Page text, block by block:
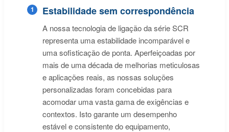
1 Estabilidade sem correspondência
A nossa tecnologia de ligação da série SCR
representa uma estabilidade incomparável e
uma sofisticação de ponta. Aperfeiçoadas por
mais de uma década de melhorias meticulosas
e aplicações reais, as nossas soluções
personalizadas foram concebidas para
acomodar uma vasta gama de exigências e
contextos. Isto garante um desempenho
estável e consistente do equipamento,